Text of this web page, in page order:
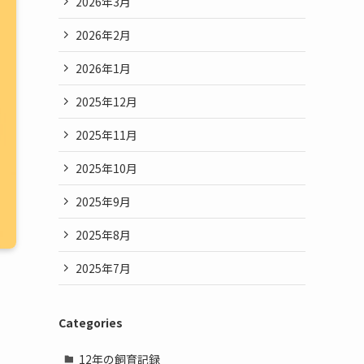
2026年2月
2026年1月
2025年12月
2025年11月
2025年10月
2025年9月
2025年8月
2025年7月
Categories
12年の飼育記録